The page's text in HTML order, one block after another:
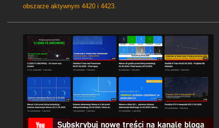
obszarze aktywnym 4420 i 4423.